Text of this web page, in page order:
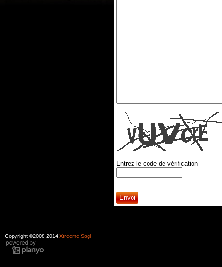
Entrez le code de vérification
Copyright ©2008-2014 Xtreeme Sagl